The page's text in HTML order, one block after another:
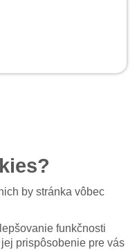
by stránka vôbec
funkčnosti
prispôsobenie pre vás